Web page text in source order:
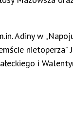
w
i